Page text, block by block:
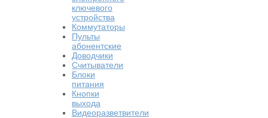
ключевого
устройства
Коммутаторы
Пульты
абонентские
Доводчики
Считыватели
Блоки
питания
Кнопки
выхода
Видеоразветвители